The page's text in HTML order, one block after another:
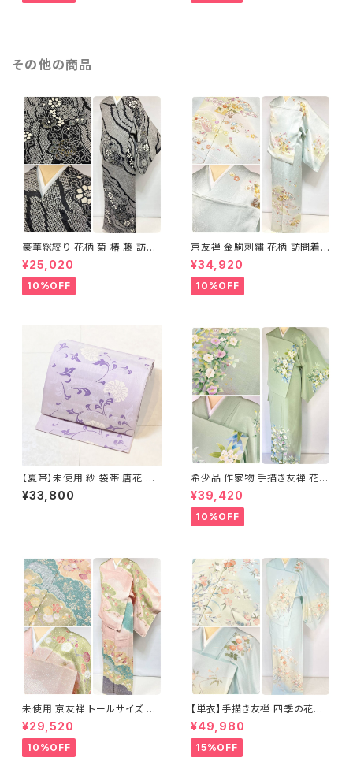
その他の商品
豪華総絞り 花柄 菊 椿 藤 訪問
着 鹿の子絞り ラメ 正絹 黒 白
グレー 1435
¥25,020
10%OFF
京友禅 金駒刺繍 花柄 訪問着
正絹 水色 黄緑 パステルカラー
アイスグリーン 1433
¥34,920
10%OFF
【夏帯】未使用 紗 袋帯 唐花 正
絹 紫 白 淡藤色 729
¥33,800
希少品 作家物 手描き友禅 花鳥
文 椿 沈丁花 訪問着 正絹 袷 黄
緑 青 白 1418
¥39,420
10%OFF
未使用 京友禅 トールサイズ 染
め分け 金彩 訪問着 袷 正絹 ピ
ンク 黄緑 紫 黄色 1438
¥29,520
10%OFF
【単衣】手描き友禅 四季の花々
正絹 訪問着 水色 黄緑 白 パス
テルカラー 1431
¥49,980
15%OFF